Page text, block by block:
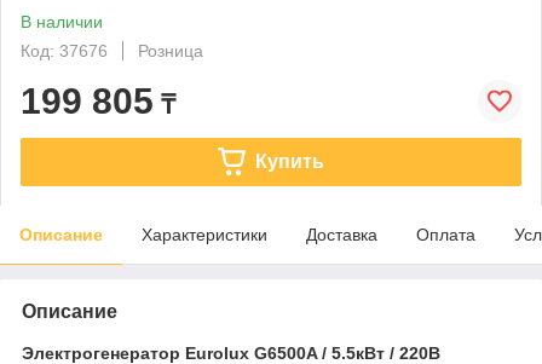
В наличии
Код: 37676
Розница
199 805 ₸
Купить
Описание Характеристики Доставка Оплата
Описание
Электрогенератор Eurolux G6500A / 5.5кВт / 220В